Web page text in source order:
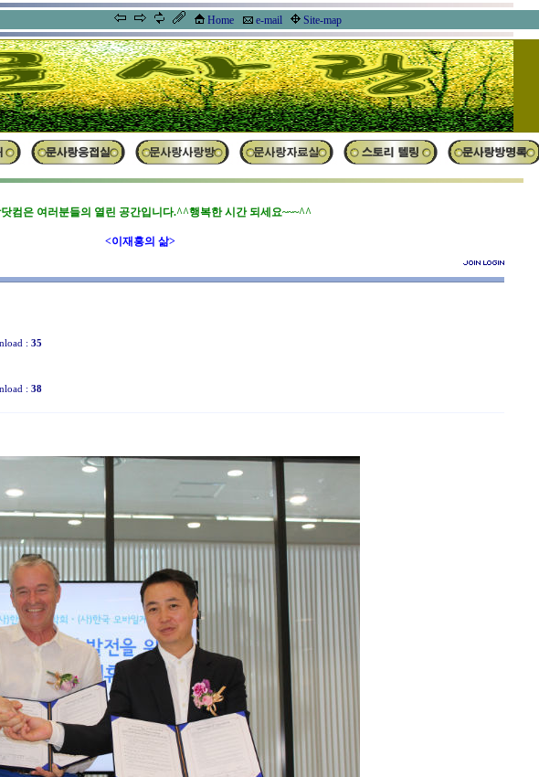
랑방 Home e-mail Site-map
컴은 여러분들의 열린 공간입니다.^^행복한 시간 되세요~~~^^
<이재홍의 삶>
: 35
: 38